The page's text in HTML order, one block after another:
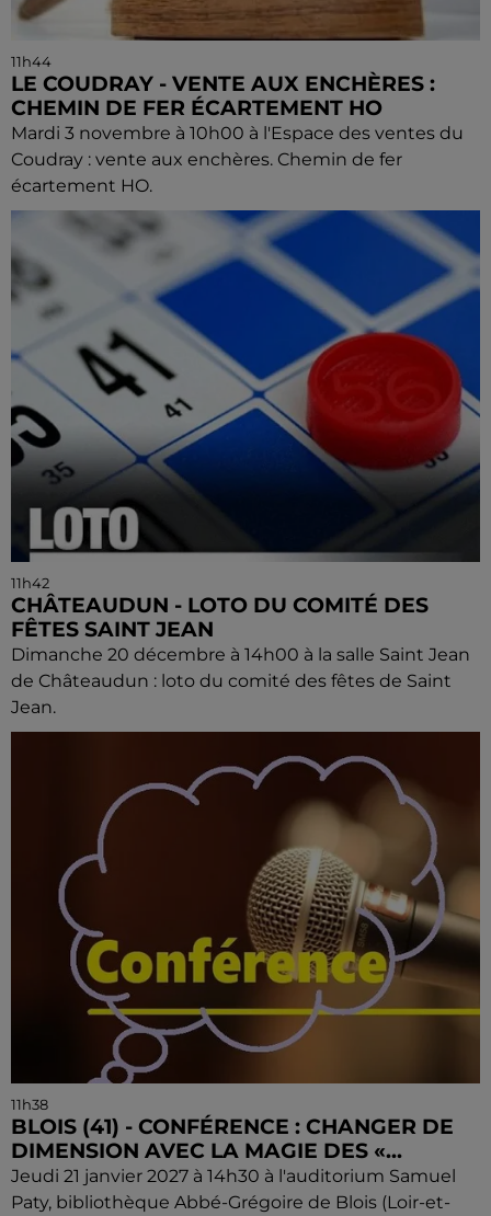
11h44
LE COUDRAY - VENTE AUX ENCHÈRES :
CHEMIN DE FER ÉCARTEMENT HO
Mardi 3 novembre à 10h00 à l'Espace des ventes du
Coudray : vente aux enchères. Chemin de fer
écartement HO.
11h42
CHÂTEAUDUN - LOTO DU COMITÉ DES
FÊTES SAINT JEAN
Dimanche 20 décembre à 14h00 à la salle Saint Jean
de Châteaudun : loto du comité des fêtes de Saint
Jean.
11h38
BLOIS (41) - CONFÉRENCE : CHANGER DE
DIMENSION AVEC LA MAGIE DES «...
Jeudi 21 janvier 2027 à 14h30 à l'auditorium Samuel
Paty, bibliothèque Abbé-Grégoire de Blois (Loir-et-